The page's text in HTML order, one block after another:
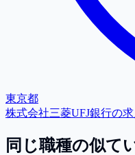
東京都
株式会社三菱UFJ銀行の求
同じ職種の似て